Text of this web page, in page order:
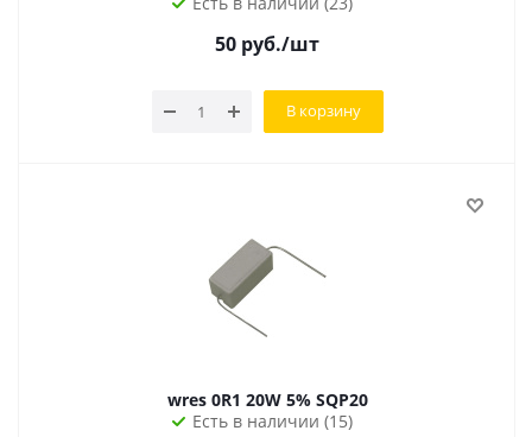
50 руб./шт
В корзину
wres 0R1 20W 5% SQP20
Есть в наличии (15)